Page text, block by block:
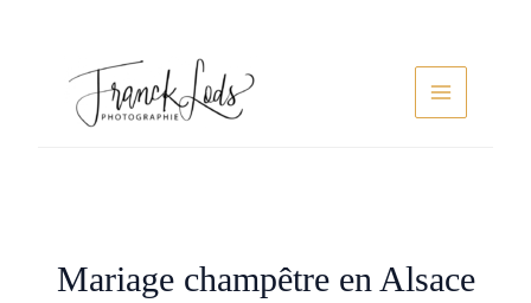
Main
Mariage champêtre en Alsace